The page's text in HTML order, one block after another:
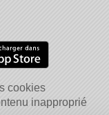
cookies
inapproprié